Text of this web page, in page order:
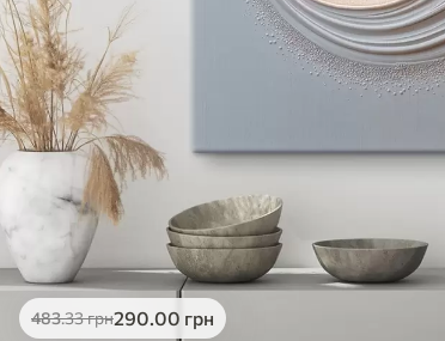
483.33грн290.00 грн